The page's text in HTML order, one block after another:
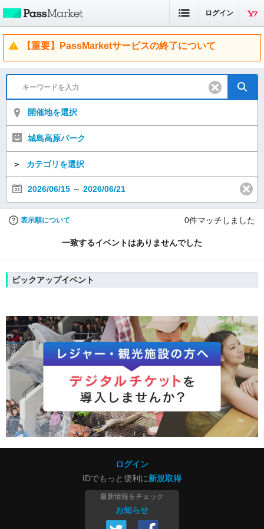
ログイン
【重要】PassMarketサービスの終了について
開催地を選択
城島高原パーク
＞ カテゴリを選択
2026/06/15 ～ 2026/06/21
表示順について 0件マッチしました
一致するイベントはありませんでした
ピックアップイベント
ログイン
IDでもっと便利に新規取得
最新情報をチェック
お知らせ